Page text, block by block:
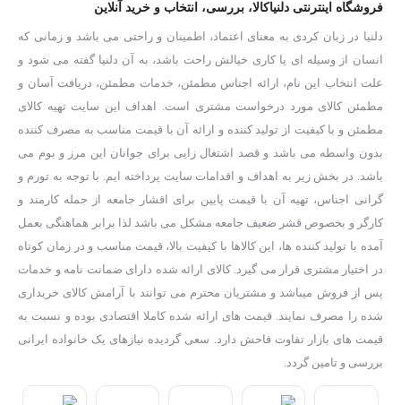
فروشگاه اینترنتی دلنیاکالا، بررسی، انتخاب و خرید آنلاین
دلنیا در زبان کردی به معنای اعتماد، اطمینان و راحتی می باشد و زمانی که
انسان از وسیله ای یا کاری خیالش راحت باشد، به آن دلنیا گفته می شود و
علت انتخاب این نام، ارائه اجناس مطمئن، خدمات مطمئن، دریافت آسان و
مطمئن کالای مورد درخواست مشتری است. اهداف این سایت تهیه کالای
مطمئن و با کیفیت از تولید کننده و ارائه آن با قیمت مناسب به مصرف کننده
بدون واسطه می باشد و قصد اشتغال زایی برای جوانان این مرز و بوم می
باشد. در بخش زیر به اهداف و اقدامات سایت پرداخته ایم. با توجه به تورم و
گرانی اجناس، تهیه آن با قیمت پایین برای اقشار جامعه از جمله کارمند و
کارگر و بخصوص قشر ضعیف جامعه مشکل می باشد لذا برابر هماهنگی بعمل
آمده با تولید کننده ها، این کالاها با کیفیت بالا، قیمت مناسب و در زمان کوتاه
در اختیار مشتری قرار می گیرد. کالای ارائه شده دارای ضمانت نامه و خدمات
پس از فروش میباشد و مشتریان محترم می توانند با آرامش کالای خریداری
شده را مصرف نمایند. قیمت های ارائه شده کاملا اقتصادی بوده و نسبت به
قیمت های بازار تفاوت فاحش دارد. سعی گردیده نیازهای یک خانواده ایرانی
بررسی و تامین گردد.